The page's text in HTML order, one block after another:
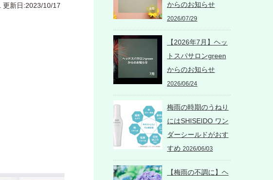
更新日:2023/10/17
からのお知らせ
2026/07/29
【2026年7月】ヘッ
トスパサロンgreen
からのお知らせ
2026/06/24
梅雨の時期のうねり
にはSHISEIDO ワン
ダーシールドがおす
すめ 2026/06/03
【梅雨の不調に】ヘ